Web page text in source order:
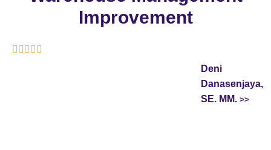
Improvement
    
Deni
Danasenjaya,
SE. MM.